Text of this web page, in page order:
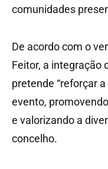
comunidades
De acordo com o
Feitor, a integração
pretende “reforçar
evento,
e valorizando a
concelho.